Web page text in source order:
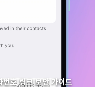
호 링크 보안 가이드